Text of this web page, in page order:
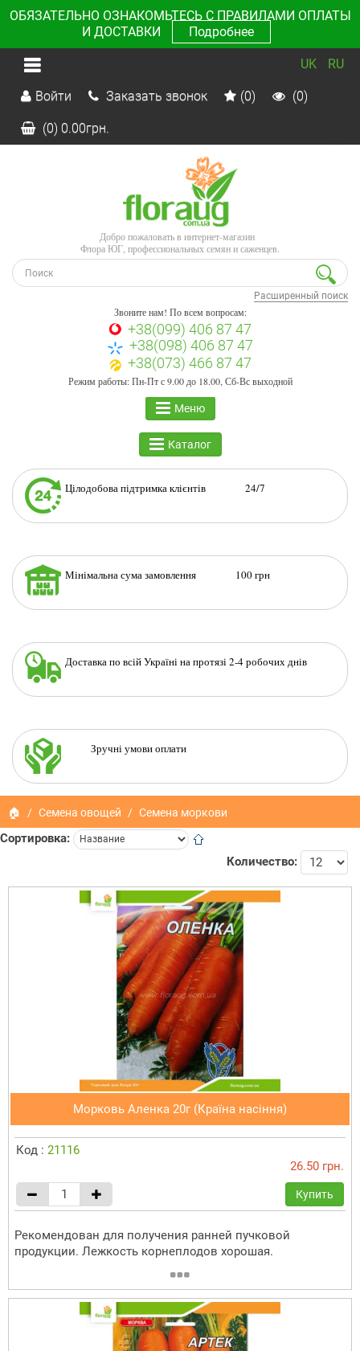
ОБЯЗАТЕЛЬНО ОЗНАКОМЬТЕСЬ С ПРАВИЛАМИ ОПЛАТЫ
И ДОСТАВКИ
Подробнее
UK RU
Войти Заказать звонок (0) (0)
(0) 0.00грн.
Добро пожаловать в интернет-магазин
Флора ЮГ, профессиональных семян и саженцев.
Расширенный поиск
Звоните нам! По всем вопросам:
+38(099) 406 87 47
+38(098) 406 87 47
+38(073) 466 87 47
Режим работы: Пн-Пт с 9.00 до 18.00, Сб-Вс выходной
Меню
Каталог
Цілодобова підтримка клієнтів 24/7
Мінімальна сума замовлення 100 грн
Доставка по всій Україні на протязі 2-4 робочих днів
Зручні умови оплати
🏠 Семена овощей Семена моркови
Сортировка:
Количество:
Морковь Аленка 20г (Країна насіння)
Код : 21116
26.50 грн.
Купить
Рекомендован для получения ранней пучковой
продукции. Лежкость корнеплодов хорошая.